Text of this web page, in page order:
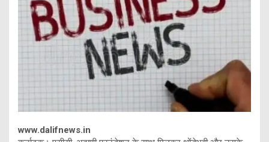
www.dalifnews.in